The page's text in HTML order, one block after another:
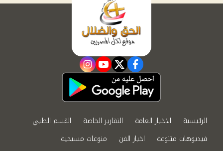
facebook
twitter
youtube
instagram
الرئيسية الاخبار العامة التقارير الخاصة
القسم الطبي
فيديوهات متنوعة
اخبار الفن
منوعات مسيحية